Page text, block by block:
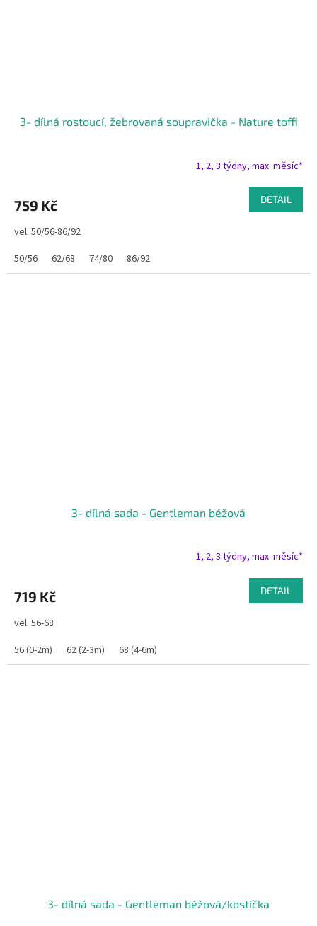
3- dílná rostoucí, žebrovaná soupravička - Nature toffi
1, 2, 3 týdny, max. měsíc*
759 Kč DETAIL
vel. 50/56-86/92
50/56
62/68 74/80 86/92
3- dílná sada - Gentleman béžová
1, 2, 3 týdny, max. měsíc*
719 Kč DETAIL
vel. 56-68
56 (0-2m)
62 (2-3m) 68 (4-6m)
3- dílná sada - Gentleman béžová/kostička